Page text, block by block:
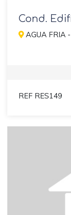
Cond.
AGUA FRIA
REF RES149